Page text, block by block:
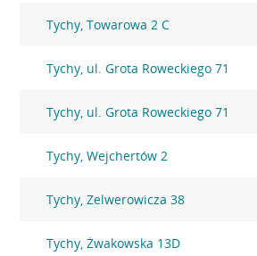
Tychy, Towarowa 2 C
Tychy, ul. Grota Roweckiego 71
Tychy, ul. Grota Roweckiego 71
Tychy, Wejchertów 2
Tychy, Zelwerowicza 38
Tychy, Żwakowska 13D